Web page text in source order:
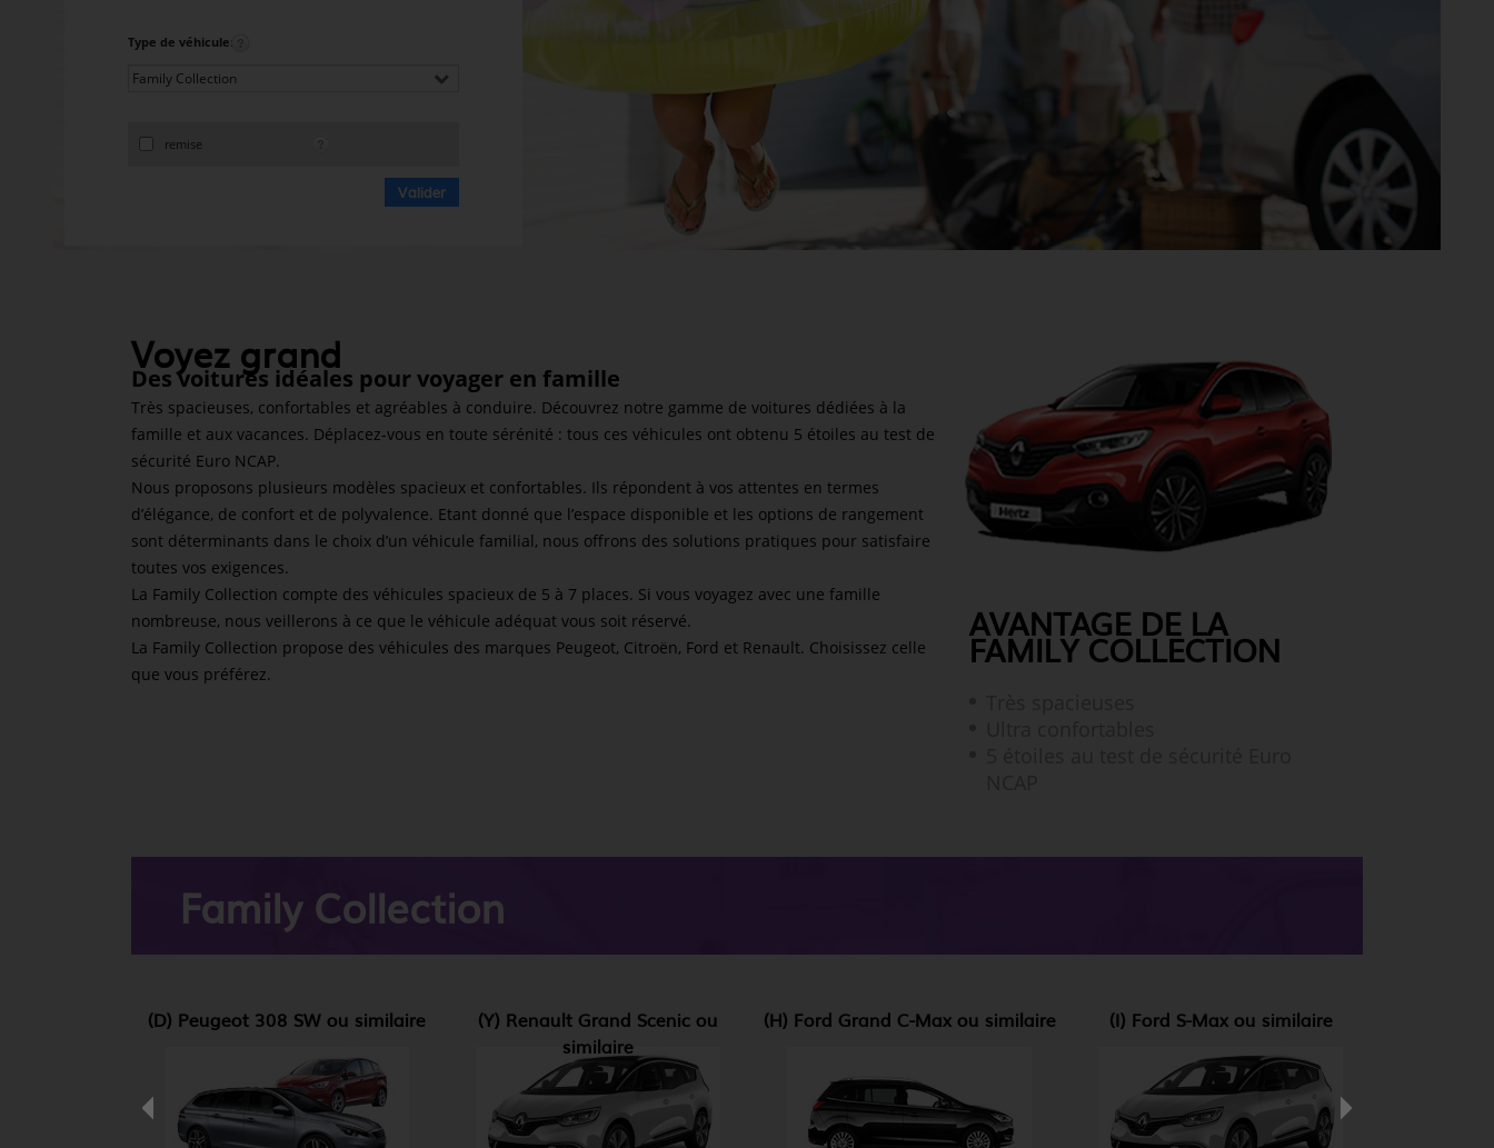
Voyagez en toute sérénité, sans frais supplémentaires.
* Voir conditions
Type de véhicule:
remise
Voyez grand
Des voitures idéales pour voyager en famille
Très spacieuses, confortables et agréables à conduire. Découvrez notre gamme de voitures dédiées à la
famille et aux vacances. Déplacez-vous en toute sérénité : tous ces véhicules ont obtenu 5 étoiles au test de
sécurité Euro NCAP.
Nous proposons plusieurs modèles spacieux et confortables. Ils répondent à vos attentes en termes
d’élégance, de confort et de polyvalence. Etant donné que l’espace disponible et les options de rangement
sont déterminants dans le choix d’un véhicule familial, nous offrons des solutions pratiques pour satisfaire
toutes vos exigences.
La Family Collection compte des véhicules spacieux de 5 à 7 places. Si vous voyagez avec une famille
nombreuse, nous veillerons à ce que le véhicule adéquat vous soit réservé.
La Family Collection propose des véhicules des marques Peugeot, Citroën, Ford et Renault. Choisissez celle
que vous préférez.
AVANTAGE DE LA
FAMILY COLLECTION
Family Collection
(D) Peugeot 308 SW ou similaire
(Y) Renault Grand Scenic ou
similaire
(H) Ford Grand C-Max ou similaire (I) Ford S-Max ou similaire